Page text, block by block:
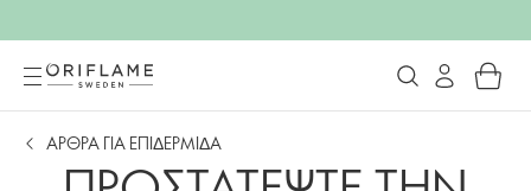
ΑΡΘΡΑ ΓΙΑ ΕΠΙΔΕΡΜΙΔΑ